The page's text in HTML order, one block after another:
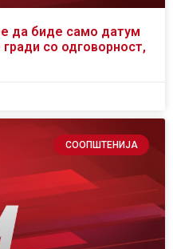
да биде само датум
со одговорност,
СООПШТЕНИЈА